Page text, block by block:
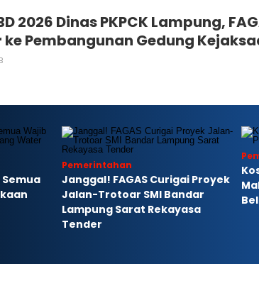
2026 Dinas PKPCK Lampung,
Pembangunan Gedung
Semua
Pemerintahan
Janggal! FAGAS Curigai Proyek
Jalan-Trotoar SMI Bandar
Lampung Sarat Rekayasa
Tender